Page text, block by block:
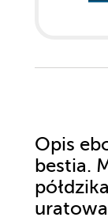
Opis
bestia.